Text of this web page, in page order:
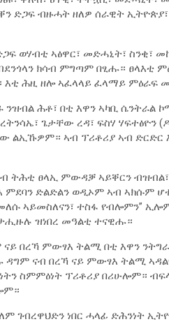
ድጋፍ ብዙሓት ዘለዎ ሰራዊት
ወሃብቲ ኣፅዋር፣ መድሓኒት፣ ስንቂ፣
ክሳብ ምግጣም በፂሑ።
እቲ ሕዚ ዘሎ ኣፈላላይ ፈላማይ ምዕራፍ
ሕቶ፣ በቲ እዋን ኣካቢ ሴንትራል
ጌታቸው ረዳ፣ ፍስሃ ሃፍተፅዮን
ልኢኹዎም። ኣብ ፕሪቶሪያ ኣብ ድርድር
ትሕቲ ፀላኢ ምውዳቓ ኣይቐርን
ምደባን ድልድልን ወዲኦም ኣብ ኣክሱም
ኣይመስለናን፣ ተስፋ የብሎምን”
ዝነበረ መዓልቲ ተናዊሑ።
በረኻ ምውፃእ ትልሚ በቲ እዋን
ናብ በረኻ ናይ ምውፃእ ትልሚ
ስምምዕነት ፕሪቶሪያ በሪሁሎም።
ገብረዋህድን ነበር ሓላፊ ድሕንነት